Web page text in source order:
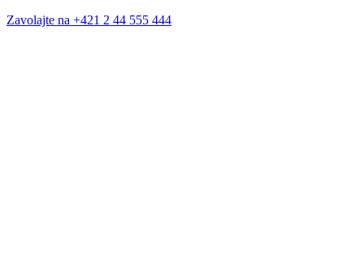
Zavolajte na +421 2 44 555 444